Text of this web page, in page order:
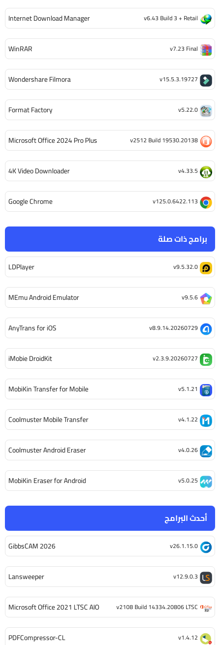
أحدث البرامج
GibbsCAM 2026 v26.1.15.0
Lansweeper v12.9.0.3
Microsoft Office 2021 LTSC AIO v2108 Build 14334.20806 LTSC
PDFCompressor-CL v1.4.12
برامج ذات صلة
LDPlayer v9.5.32.0
MEmu Android Emulator v9.5.6
AnyTrans for iOS v8.9.14.20260729
iMobie DroidKit v2.3.9.20260727
MobiKin Transfer for Mobile v5.1.21
Coolmuster Mobile Transfer v4.1.22
Coolmuster Android Eraser v4.0.26
MobiKin Eraser for Android v5.0.25
Internet Download Manager v6.43 Build 3 + Retail
WinRAR v7.23 Final
Wondershare Filmora v15.5.3.19727
Format Factory v5.22.0
Microsoft Office 2024 Pro Plus v2512 Build 19530.20138
4K Video Downloader v4.33.5
Google Chrome v125.0.6422.113